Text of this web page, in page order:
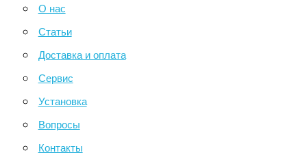
О нас
Статьи
Доставка и оплата
Сервис
Установка
Вопросы
Контакты